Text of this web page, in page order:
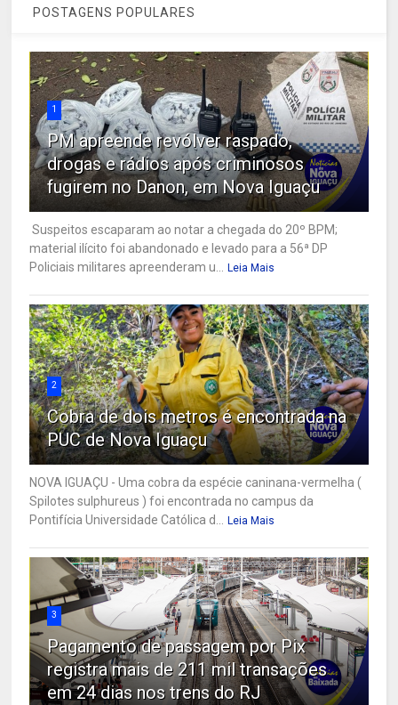
POSTAGENS POPULARES
1
PM apreende revólver raspado,
drogas e rádios após criminosos
fugirem no Danon, em Nova Iguaçu
Suspeitos escaparam ao notar a chegada do 20º BPM;
material ilícito foi abandonado e levado para a 56ª DP
Policiais militares apreenderam u... Leia Mais
2
Cobra de dois metros é encontrada na
PUC de Nova Iguaçu
NOVA IGUAÇU - Uma cobra da espécie caninana-vermelha (
Spilotes sulphureus ) foi encontrada no campus da
Pontifícia Universidade Católica d... Leia Mais
3
Pagamento de passagem por Pix
registra mais de 211 mil transações
em 24 dias nos trens do RJ